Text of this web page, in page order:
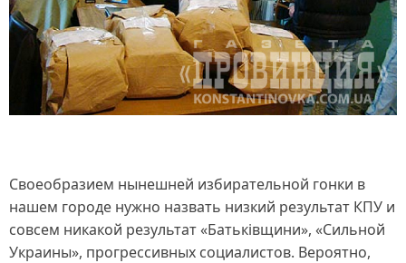
Своеобразием нынешней избирательной гонки в
нашем городе нужно назвать низкий результат КПУ и
совсем никакой результат «Батьківщини», «Сильной
Украины», прогрессивных социалистов. Вероятно,